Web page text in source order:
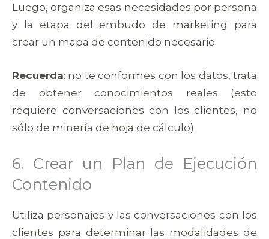
Luego, organiza esas necesidades por persona
y la etapa del embudo de marketing para
crear un mapa de contenido necesario.
Recuerda: no te conformes con los datos, trata
de obtener conocimientos reales (esto
requiere conversaciones con los clientes, no
sólo de minería de hoja de cálculo)
6. Crear un Plan de Ejecución
Contenido
Utiliza personajes y las conversaciones con los
clientes para determinar las modalidades de